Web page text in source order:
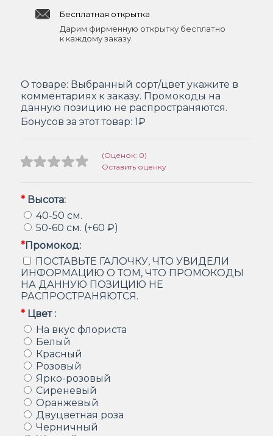
Бесплатная открытка
Дарим фирменную открытку бесплатно
к каждому заказу.
О товаре: Выбранный сорт/цвет укажите в
комментариях к заказу. Промокоды на
данную позицию не распространяются.
Бонусов за этот товар: 1₽
(Оценок: 0)
Оставить оценку
* Высота:
40-50 см.
50-60 см. (+60 ₽)
*Промокод:
ПОСТАВЬТЕ ГАЛОЧКУ, ЧТО УВИДЕЛИ
ИНФОРМАЦИЮ О ТОМ, ЧТО ПРОМОКОДЫ
НА ДАННУЮ ПОЗИЦИЮ НЕ
РАСПРОСТРАНЯЮТСЯ.
* Цвет :
На вкус флориста
Белый
Красный
Розовый
Ярко-розовый
Сиреневый
Оранжевый
Двуцветная роза
Черничный